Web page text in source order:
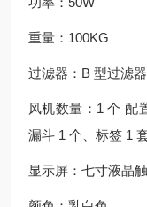
重量：100KG
过滤器：B 型过滤
风机数量：1 个 配
漏斗 1 个、标签 1
显示屏：七寸液晶